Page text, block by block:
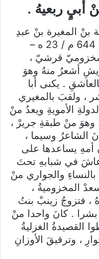
أبيٍ ربعيهُ .
بنْ المغيرة بنْ عبدِ
اللهْ بنْ عمرْ بنْ مخزومْ ( ولدَ 644 م / 23 ه –
) شاعرِ مخزوميّ قرشيّ ،
أشعرُ منهُ وهوَ
. يكنى أبا
، ولقبَ بالمغيري
الأمويةِ ويعدُ منْ
وهوَ منْ طبقةِ جريرْ ،
الشاعرُ وسيما ،
أمهِ يساعدها على
وعاشَ في شبابهِ تحتَ
بالنساءِ والجواري منْ
المخزوميةُ ،
، فتزوجُ زينبْ بنتُ
. كانَ واحدا منْ
القصيدةُ الغزليةُ
، وترقيقَ الأوزانِ